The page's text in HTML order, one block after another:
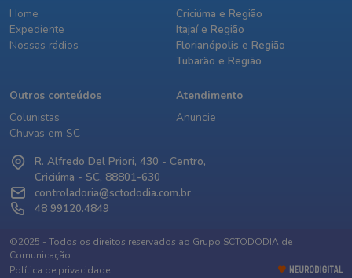
Home
Expediente
Nossas rádios
Criciúma e Região
Itajaí e Região
Florianópolis e Região
Tubarão e Região
Outros conteúdos
Colunistas
Chuvas em SC
Atendimento
Anuncie
R. Alfredo Del Priori, 430 - Centro,
Criciúma - SC, 88801-630
controladoria@sctododia.com.br
48 99120.4849
©2025 - Todos os direitos reservados ao Grupo SCTODODIA de
Comunicação.
Política de privacidade